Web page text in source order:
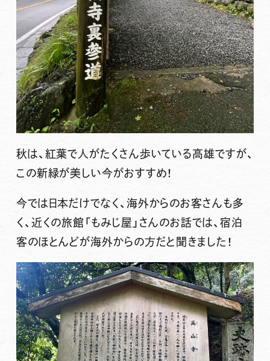
秋は、紅葉で人がたくさん歩いている高雄ですが、
この新緑が美しい今がおすすめ！
今では日本だけでなく、海外からのお客さんも多
く、近くの旅館「もみじ屋」さんのお話では、宿泊
客のほとんどが海外からの方だと聞きました！